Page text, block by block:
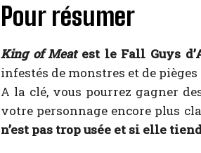
Pour résumer
King of Meatest le Fall Guys
infestés de monstres et de
A la clé, vous pourrez gagner
votre personnage encore plus
n’est pas trop usée et si elle